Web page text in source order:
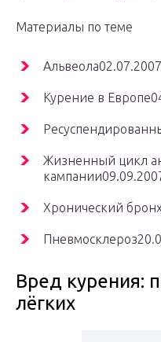
Материалы по теме
Альвеола02.07.2007
Курение в
Жизненный цикл
Хронический
Вред курения:
лёгких